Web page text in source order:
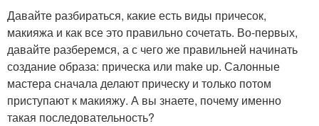
Давайте разбираться, какие есть виды причесок,
макияжа и как все это правильно сочетать. Во-первых,
давайте разберемся, а с чего же правильней начинать
создание образа: прическа или make up. Салонные
мастера сначала делают прическу и только потом
приступают к макияжу. А вы знаете, почему именно
такая последовательность?